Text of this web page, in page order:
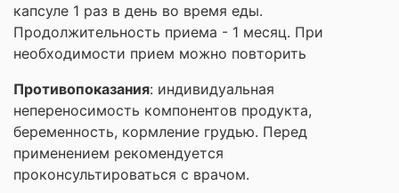
капсуле 1 раз в день во время еды.
Продолжительность приема - 1 месяц. При
необходимости прием можно повторить
Противопоказания: индивидуальная
непереносимость компонентов продукта,
беременность, кормление грудью. Перед
применением рекомендуется
проконсультироваться с врачом.